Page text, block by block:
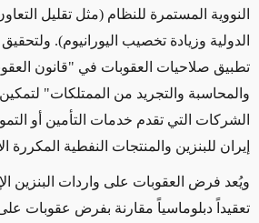
النووية المستمرة للنظام (مثل تقليل
الدولية وزيادة تخصيب اليورانيوم).
تطبيق صلاحيات العقوبات في "قانون
والمحاسبة والتجريد من الممتلكات"
الشركات التي تقدم خدمات التأمين أو
إيران للبنزين والمنتجات النفطية المكررة
ويُعد فرض العقوبات على واردات البنزين
تعقيداً دبلوماسياً مقارنة بفرض عقوبات